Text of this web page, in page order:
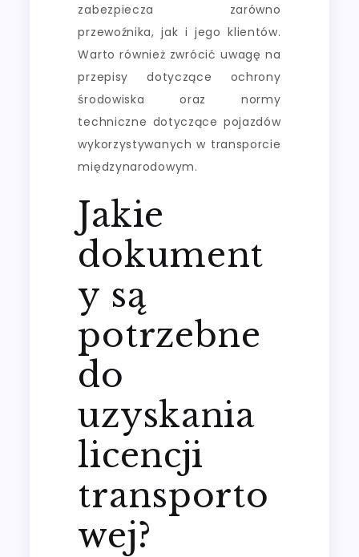
zabezpiecza zarówno
przewoźnika, jak i jego klientów.
Warto również zwrócić uwagę na
przepisy dotyczące ochrony
środowiska oraz normy
techniczne dotyczące pojazdów
wykorzystywanych w transporcie
międzynarodowym.
Jakie
dokument
y są
potrzebne
do
uzyskania
licencji
transporto
wej?